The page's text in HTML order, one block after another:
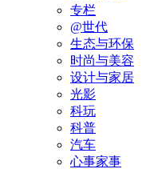
专栏
@世代
生态与环保
时尚与美容
设计与家居
光影
科玩
科普
汽车
心事家事